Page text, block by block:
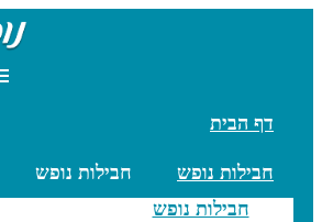
דף הבית
חבילות נופש
חבילות נופש
חבילות נופש